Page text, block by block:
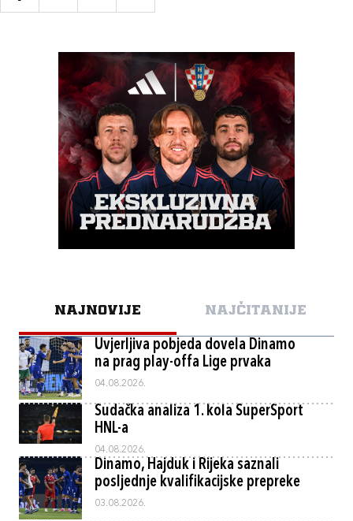
NAJNOVIJE NAJČITANIJE
Uvjerljiva pobjeda dovela Dinamo
na prag play-offa Lige prvaka
04.08.2026.
Sudačka analiza 1. kola SuperSport
HNL-a
04.08.2026.
Dinamo, Hajduk i Rijeka saznali
posljednje kvalifikacijske prepreke
03.08.2026.